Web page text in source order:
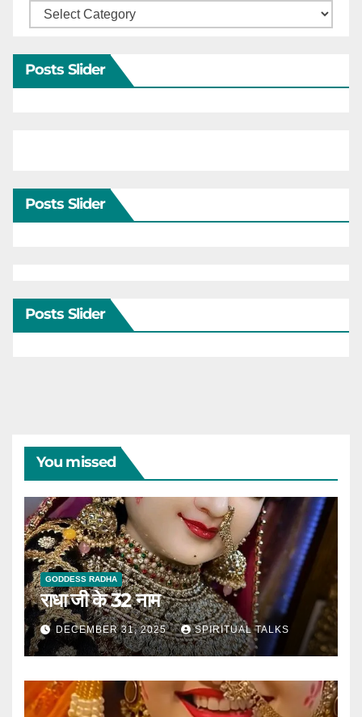
Categories
Posts Slider
Posts Slider
Posts Slider
You missed
GODDESS RADHA
राधा जी के 32 नाम
DECEMBER 31, 2025 SPIRITUAL TALKS